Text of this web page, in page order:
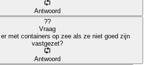
Antwoord
??
Vraag
met containers op zee als ze niet goed zijn
vastgezet?
Antwoord